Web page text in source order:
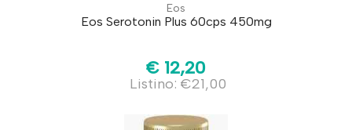
Eos
Eos Serotonin Plus 60cps 450mg
€ 12,20
Listino: €21,00